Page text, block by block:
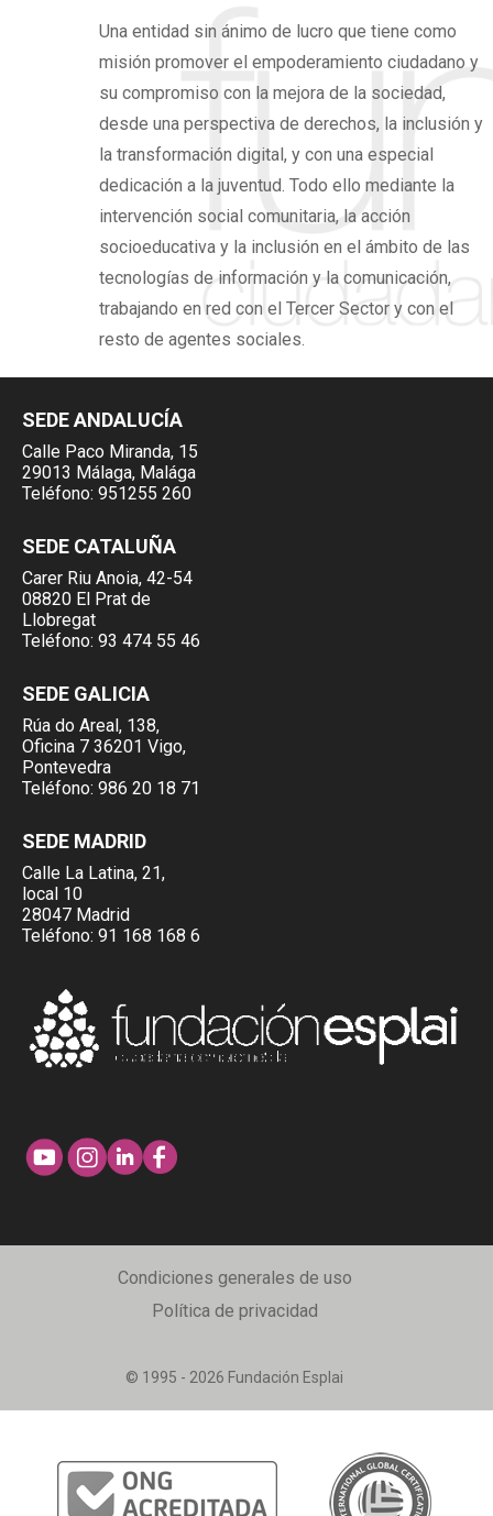
Una entidad sin ánimo de lucro que tiene como
misión promover el empoderamiento ciudadano y
su compromiso con la mejora de la sociedad,
desde una perspectiva de derechos, la inclusión y
la transformación digital, y con una especial
dedicación a la juventud. Todo ello mediante la
intervención social comunitaria, la acción
socioeducativa y la inclusión en el ámbito de las
tecnologías de información y la comunicación,
trabajando en red con el Tercer Sector y con el
resto de agentes sociales.
SEDE ANDALUCÍA
Calle Paco Miranda, 15
29013 Málaga, Malága
Teléfono: 951255 260
SEDE CATALUÑA
Carer Riu Anoia, 42-54
08820 El Prat de
Llobregat
Teléfono: 93 474 55 46
SEDE GALICIA
Rúa do Areal, 138,
Oficina 7 36201 Vigo,
Pontevedra
Teléfono: 986 20 18 71
SEDE MADRID
Calle La Latina, 21,
local 10
28047 Madrid
Teléfono: 91 168 168 6
© 1995 - 2026 Fundación Esplai
Condiciones generales de uso
Política de privacidad